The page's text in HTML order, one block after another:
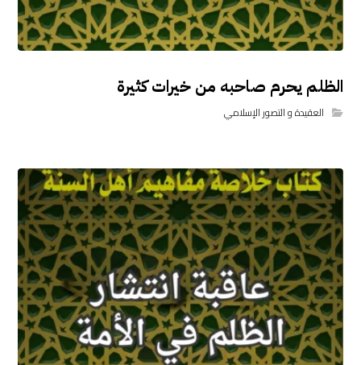
الظلم يحرم صاحبه من خيرات كثيرة
العقيدة و التصور الإسلامي